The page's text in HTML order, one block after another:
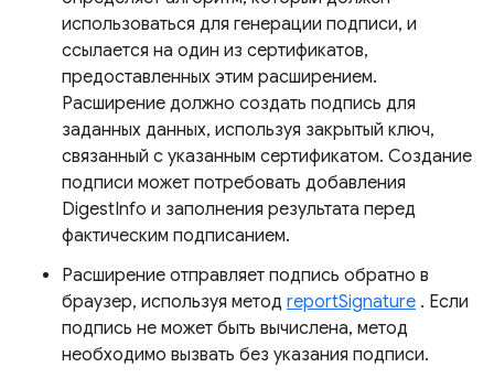
использоваться для генерации подписи, и
ссылается на один из сертификатов,
предоставленных этим расширением.
Расширение должно создать подпись для
заданных данных, используя закрытый ключ,
связанный с указанным сертификатом. Создание
подписи может потребовать добавления
DigestInfo и заполнения результата перед
фактическим подписанием.
Расширение отправляет подпись обратно в
браузер, используя метод reportSignature . Если
подпись не может быть вычислена, метод
необходимо вызвать без указания подписи.